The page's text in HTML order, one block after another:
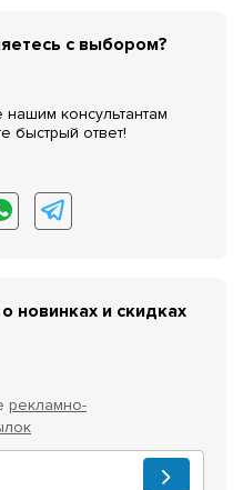
с выбором?
консультантам
быстрый ответ!
новинках и скидках
рекламно-